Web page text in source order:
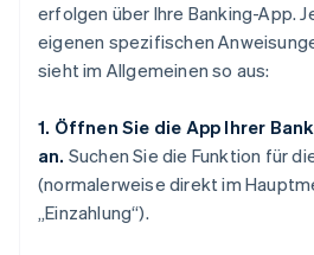
erfolgen über Ihre Banking-App.
eigenen spezifischen
sieht im Allgemeinen so aus:
1. Öffnen Sie die App Ihrer
an. Suchen Sie die Funktion für
(normalerweise direkt im
„Einzahlung“).